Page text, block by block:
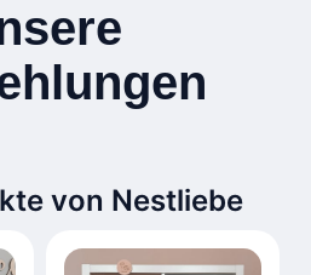
von Nestliebe